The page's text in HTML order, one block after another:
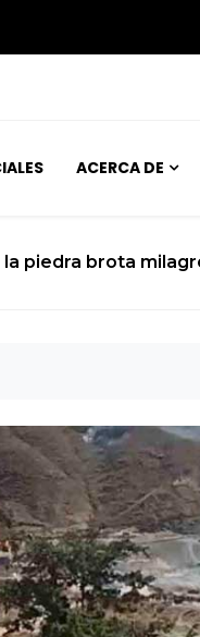
ACERCA DE
convierte en realidad